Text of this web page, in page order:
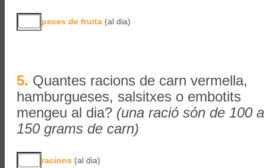
peces de fruita (al dia)
5. Quantes racions de carn vermella,
hamburgueses, salsitxes o embotits
mengeu al dia? (una ració són de 100 a
150 grams de carn)
racions (al dia)